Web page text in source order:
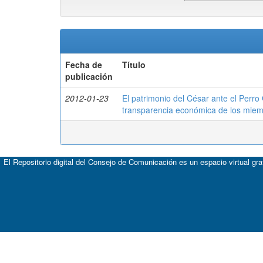
Fecha de
publicación
Título
2012-01-23
El patrimonio del César ante el
transparencia económica de los
El Repositorio digital del Consejo de Comunicación es un espacio virtual